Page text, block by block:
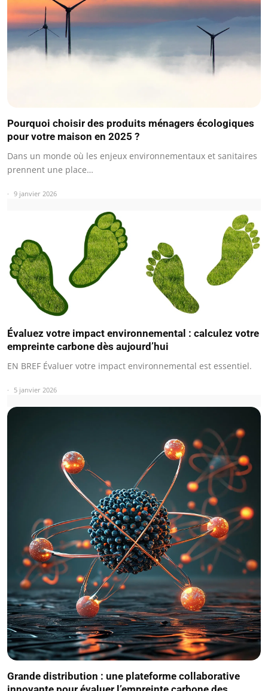
Pourquoi choisir des produits ménagers écologiques
pour votre maison en 2025 ?
Dans un monde où les enjeux environnementaux et sanitaires
prennent une place…
9 janvier 2026
Évaluez votre impact environnemental : calculez votre
empreinte carbone dès aujourd’hui
EN BREF Évaluer votre impact environnemental est essentiel.
5 janvier 2026
Grande distribution : une plateforme collaborative